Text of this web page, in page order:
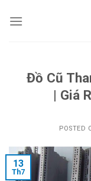
Đồ Cũ
| Giá
POSTED
13
Th7